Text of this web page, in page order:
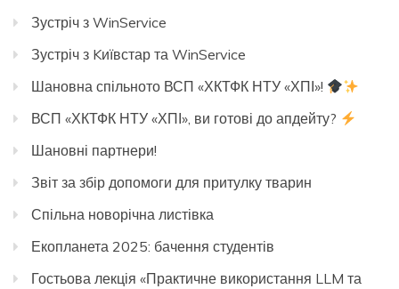
Зустріч з WinService
Зустріч з Kиївстар та WinService
Шановна спільното ВСП «ХКТФК НТУ «ХПІ»!
ВСП «ХКТФК НТУ «ХПІ», ви готові до апдейту?
Шановні партнери!
Звіт за збір допомоги для притулку тварин
Спільна новорічна листівка
Екопланета 2025: бачення студентів
Гостьова лекція «Практичне використання LLM та